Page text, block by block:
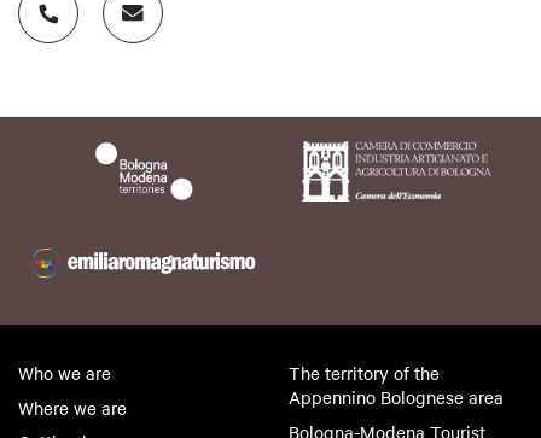
Who we are
Where we are
The territory of the
Appennino Bolognese area
Bologna-Modena Tourist